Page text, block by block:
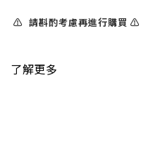
⚠️ 請斟酌考慮再進行購買 ⚠️
了解更多